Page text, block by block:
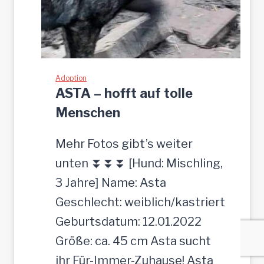
c
h
e
ü
i
n
,
5
2
c
Adoption
ASTA – hofft auf tolle
Menschen
Mehr Fotos gibt’s weiter
unten ⏬⏬⏬ [Hund: Mischling,
3 Jahre] Name: Asta
Geschlecht: weiblich/kastriert
Geburtsdatum: 12.01.2022
Größe: ca. 45 cm Asta sucht
ihr Für-Immer-Zuhause! Asta